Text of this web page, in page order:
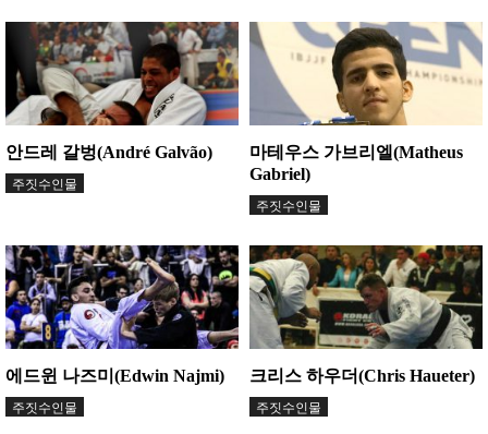
안드레 갈벙(André Galvão)
주짓수인물
마테우스 가브리엘(Matheus
Gabriel)
주짓수인물
에드윈 나즈미(Edwin Najmi)
주짓수인물
크리스 하우더(Chris Haueter)
주짓수인물